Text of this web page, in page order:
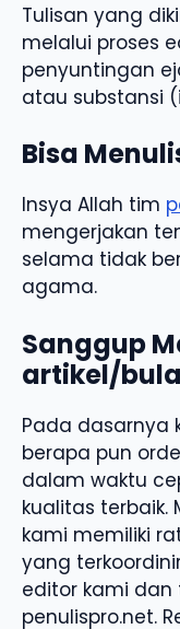
Tulisan yang
melalui proses
penyuntingan
atau substansi
Bisa
Insya Allah tim
mengerjakan
selama tidak
agama.
Sanggup
artikel/
Pada dasarnya
berapa pun
dalam waktu
kualitas terbaik.
kami memiliki
yang
editor kami dan
penulispro.net.